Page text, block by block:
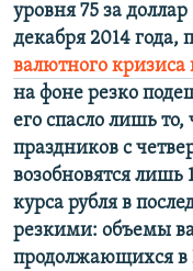
уровня 75 за
декабря 2014 года,
валютного кризиса
на фоне резко
его спасло лишь
праздников с
возобновятся лишь
курса рубля в
резкими: объемы
продолжающихся в